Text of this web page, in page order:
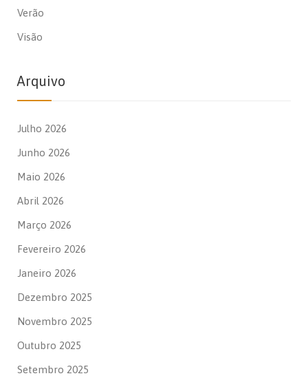
Verão
Visão
Arquivo
Julho 2026
Junho 2026
Maio 2026
Abril 2026
Março 2026
Fevereiro 2026
Janeiro 2026
Dezembro 2025
Novembro 2025
Outubro 2025
Setembro 2025